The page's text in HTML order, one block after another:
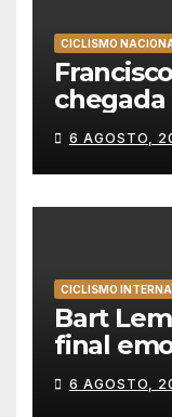
CICLISMO
chegada
veste de
Portugal
6 AGOSTO,
CICLISMO
Bart
final
a
na Volta
6 AGOSTO,